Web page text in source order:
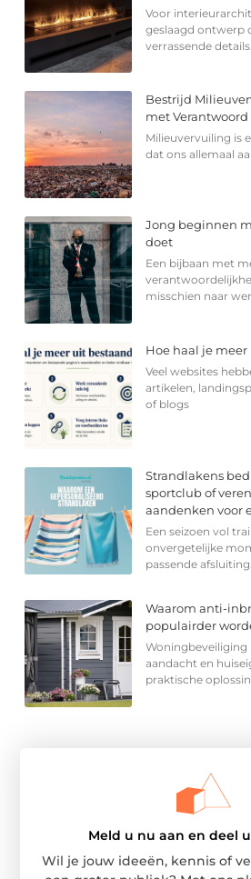
Voor
geslaagd ontwerp
verrassende details.
Bestrijd
met
Milieuvervuiling is
dat ons allemaal
Jong beginnen
doet
Een bijbaan met
misschien naar
Hoe haal je
Veel websites
artikelen,
of blogs
Strandlakens
sportclub of
aandenken voor
Een seizoen vol
onvergetelijke
passende afsluiting.
Waarom anti-
populairder
Woningbeveiliging
aandacht en
praktische
Meld u nu aan en deel
Wil je jouw ideeën, kennis of